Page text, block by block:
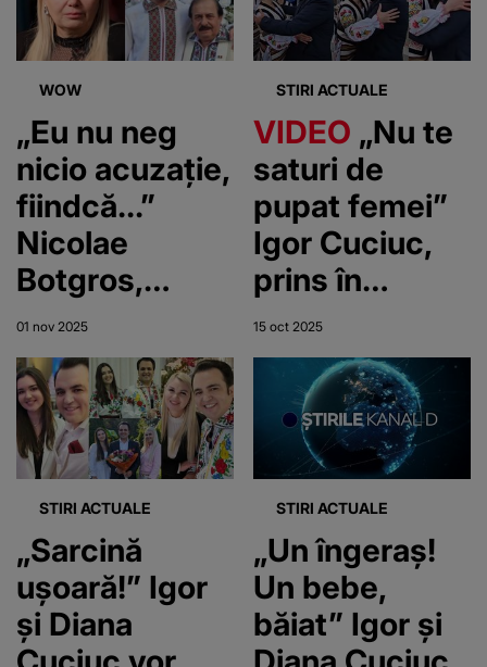
Artistul nu își
revine după
ce și-a
îngropat fiica:
"E tare
greu..."
detalii cheie
despre fata
familiei
Cuciuc,
înainte de
moarte
WOW
„Eu nu neg
nicio acuzație,
fiindcă...”
Nicolae
Botgros,
prima reacție
după
acuzațiile
grave făcute
de familia
Cuciuc!
Artistul este
pregătit să
lupte în
instanță
01 nov 2025
STIRI ACTUALE
VIDEO „Nu te
saturi de
pupat femei”
Igor Cuciuc,
prins în
„flagrant” cu
mai multe
artiste! Care
este, de fapt,
adevărul
despre relația
cu soția sa,
Diana Cuciuc
15 oct 2025
STIRI ACTUALE
„Sarcină
ușoară!” Igor
și Diana
STIRI ACTUALE
„Un îngeraș!
Un bebe,
băiat” Igor și